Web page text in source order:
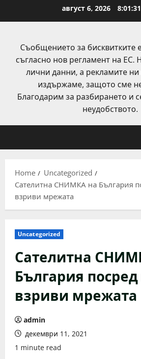
август 6, 2026
Съобщението за бисквитките
съгласно нов регламент на
лични данни, а рекламите ни
издържаме, защото сме
Благодарим за разбирането и
неудобството.
Home
Uncategorized
Сателитна СНИМКА на България
взриви мрежата
Uncategorized
Сателитна
България
взриви мрежата
admin
декември 11, 2021
1 minute read